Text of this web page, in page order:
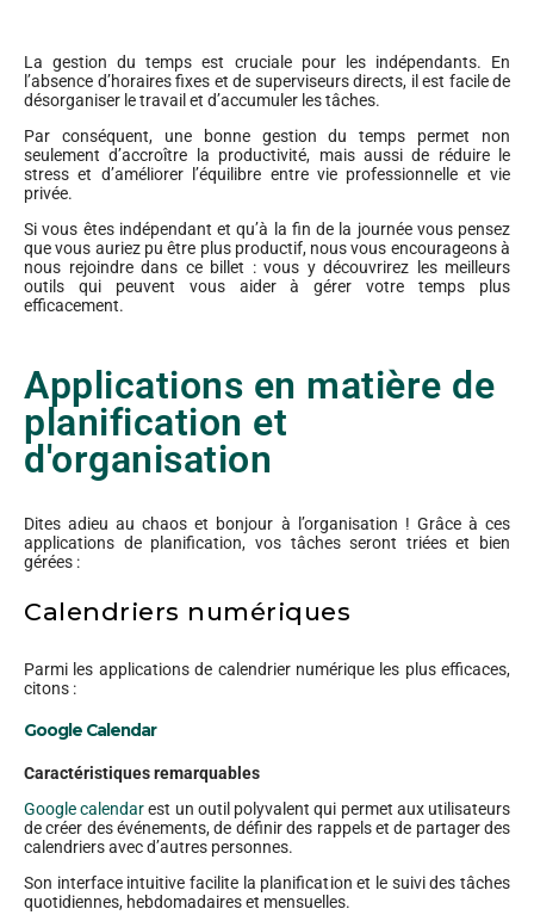
La gestion du temps est cruciale pour les indépendants. En
l’absence d’horaires fixes et de superviseurs directs, il est facile de
désorganiser le travail et d’accumuler les tâches.
Par conséquent, une bonne gestion du temps permet non
seulement d’accroître la productivité, mais aussi de réduire le
stress et d’améliorer l’équilibre entre vie professionnelle et vie
privée.
Si vous êtes indépendant et qu’à la fin de la journée vous pensez
que vous auriez pu être plus productif, nous vous encourageons à
nous rejoindre dans ce billet : vous y découvrirez les meilleurs
outils qui peuvent vous aider à gérer votre temps plus
efficacement.
Applications en matière de
planification et
d'organisation
Dites adieu au chaos et bonjour à l’organisation ! Grâce à ces
applications de planification, vos tâches seront triées et bien
gérées :
Calendriers numériques
Parmi les applications de calendrier numérique les plus efficaces,
citons :
Google Calendar
Caractéristiques remarquables
Google calendarest un outil polyvalent qui permet aux utilisateurs
de créer des événements, de définir des rappels et de partager des
calendriers avec d’autres personnes.
Son interface intuitive facilite la planification et le suivi des tâches
quotidiennes, hebdomadaires et mensuelles.